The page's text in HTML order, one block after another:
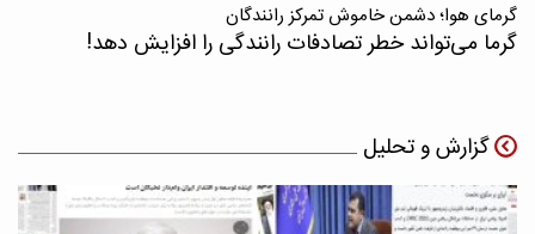
گرمای هوا؛ دشمن خاموش تمرکز رانندگان
گرما می‌تواند خطر تصادفات رانندگی را افزایش دهد!
گزارش و تحلیل